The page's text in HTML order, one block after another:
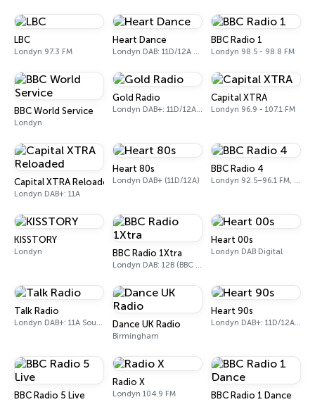
LBC
Londyn 97.3 FM
Heart Dance
Londyn DAB: 11D/12A Digital One
BBC Radio 1
Londyn 98.5 - 98.8 FM
BBC World Service
Londyn
Gold Radio
Londyn DAB+: 11D/12A (UK)
Capital XTRA
Londyn 96.9 - 107.1 FM
Capital XTRA Reloaded
Londyn DAB+: 11A
Heart 80s
Londyn DAB+ (11D/12A)
BBC Radio 4
Londyn 92.5–96.1 FM, 103.5–104.9 FM, 198 LW
KISSTORY
Londyn BBC Radio 1Xtra
Londyn DAB: 12B (BBC National DAB)
Heart 00s
Londyn DAB Digital
Talk Radio
Londyn DAB+: 11A Sound Digital Dance UK Radio
Birmingham
Heart 90s
Londyn DAB+: 11D/12A (Digital One)
BBC Radio 5 Live
Radio X
Londyn 104.9 FM BBC Radio 1 Dance